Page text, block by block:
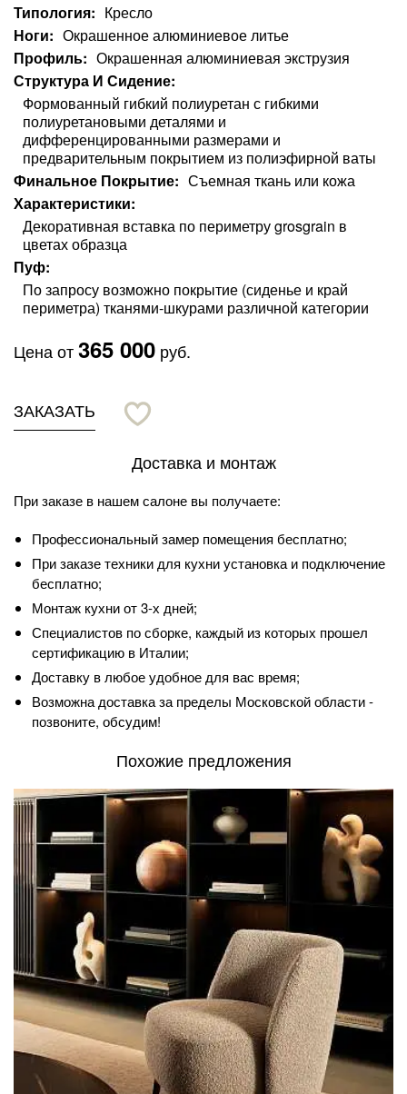
Типология
Кресло
Ноги
Окрашенное алюминиевое литье
Профиль
Окрашенная алюминиевая экструзия
Структура И Сидение
Формованный гибкий полиуретан с гибкими
полиуретановыми деталями и
дифференцированными размерами и
предварительным покрытием из полиэфирной ваты
Финальное Покрытие
Съемная ткань или кожа
Характеристики
Декоративная вставка по периметру grosgrain в
цветах образца
Пуф
По запросу возможно покрытие (сиденье и край
периметра) тканями-шкурами различной категории
Цена от365 000 руб.
ЗАКАЗАТЬ
Доставка и монтаж
При заказе в нашем салоне вы получаете:
Профессиональный замер помещения бесплатно;
При заказе техники для кухни установка и подключение
бесплатно;
Монтаж кухни от 3-х дней;
Специалистов по сборке, каждый из которых прошел
сертификацию в Италии;
Доставку в любое удобное для вас время;
Возможна доставка за пределы Московской области -
позвоните, обсудим!
Похожие предложения